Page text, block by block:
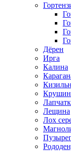
Дёрен
Ирга
Калина
Лещина
Лох